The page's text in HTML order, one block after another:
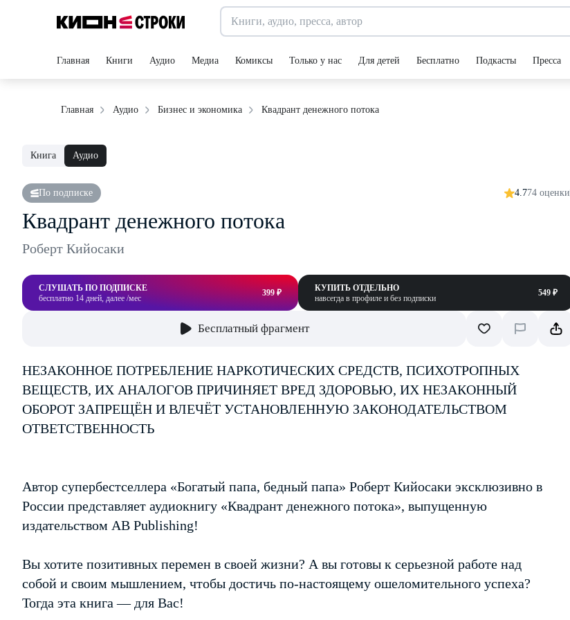
Главная Книги Аудио Медиа Комиксы Только у нас Для детей Бесплатно Подкасты Пресса
Главная Аудио Бизнес и экономика Квадрант денежного потока
Книга Аудио
По подписке 4.774 оценки
Квадрант денежного потока
Роберт Кийосаки
СЛУШАТЬ ПО ПОДПИСКЕ
бесплатно 14 дней, далее /мес
399 ₽
КУПИТЬ ОТДЕЛЬНО
навсегда в профиле и без подписки
549 ₽
Бесплатный фрагмент
НЕЗАКОННОЕ ПОТРЕБЛЕНИЕ НАРКОТИЧЕСКИХ СРЕДСТВ, ПСИХОТРОПНЫХ
ВЕЩЕСТВ, ИХ АНАЛОГОВ ПРИЧИНЯЕТ ВРЕД ЗДОРОВЬЮ, ИХ НЕЗАКОННЫЙ
ОБОРОТ ЗАПРЕЩЁН И ВЛЕЧЁТ УСТАНОВЛЕННУЮ ЗАКОНОДАТЕЛЬСТВОМ
ОТВЕТСТВЕННОСТЬ
Автор супербестселлера «Богатый папа, бедный папа» Роберт Кийосаки эксклюзивно в
России представляет аудиокнигу «Квадрант денежного потока», выпущенную
издательством AB Publishing!
Вы хотите позитивных перемен в своей жизни? А вы готовы к серьезной работе над
собой и своим мышлением, чтобы достичь по-настоящему ошеломительного успеха?
Тогда эта книга — для Вас!